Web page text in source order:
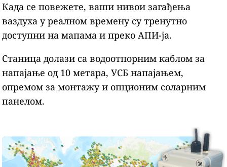
Када се повежете, ваши нивои загађења
ваздуха у реалном времену су тренутно
доступни на мапама и преко АПИ-ја.
Станица долази са водоотпорним каблом за
напајање од 10 метара, УСБ напајањем,
опремом за монтажу и опционим соларним
панелом.